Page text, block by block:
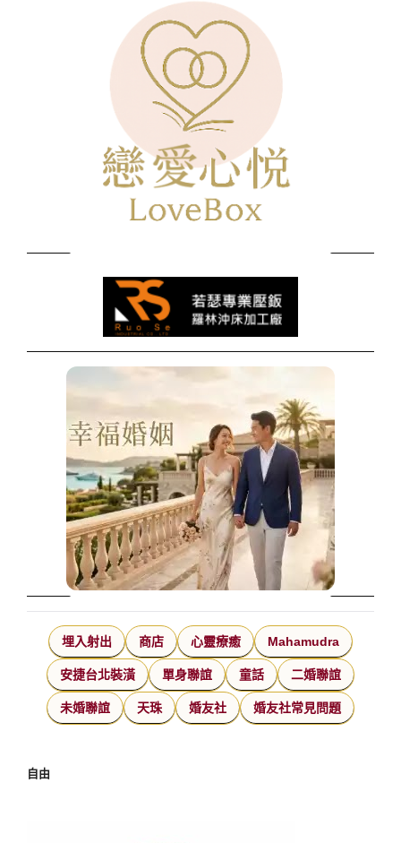
埋入射出 商店 心靈療癒 Mahamudra
安捷台北裝潢 單身聯誼 童話 二婚聯誼
未婚聯誼 天珠 婚友社 婚友社常見問題
自由